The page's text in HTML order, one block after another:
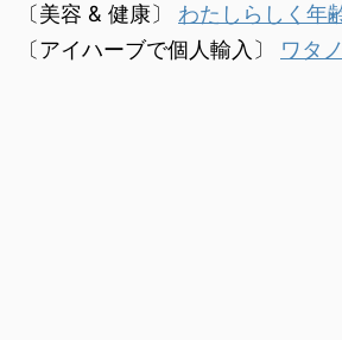
〔美容 & 健康〕 わたしらしく年
〔アイハーブで個人輸入〕 ワタ